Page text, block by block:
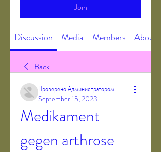
Join
Discussion Media Members About
Back
Проверено Администратором
September 15, 2023
Medikament
gegen arthrose